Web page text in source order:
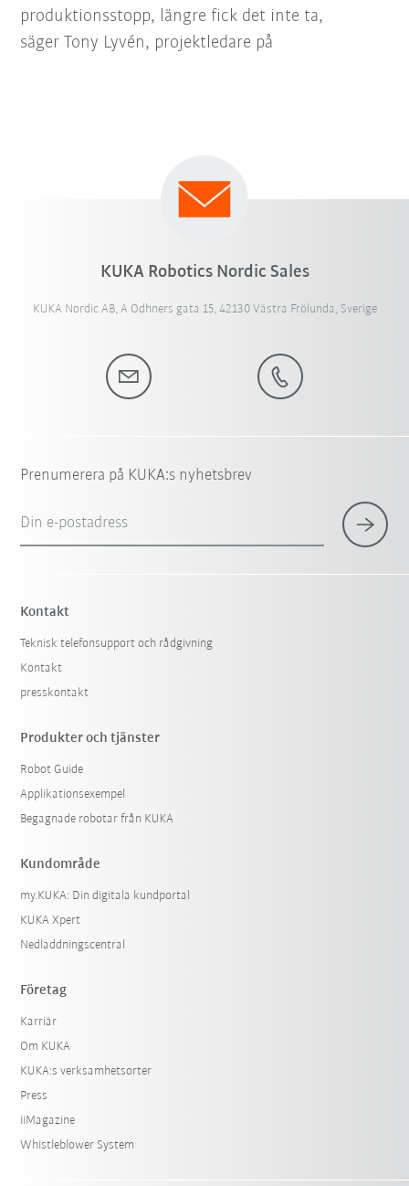
produktionsstopp, längre fick det inte ta,
säger Tony Lyvén, projektledare på
KUKA Robotics Nordic Sales
KUKA Nordic AB, A Odhners gata 15, 42130 Västra Frölunda, Sverige
Prenumerera på KUKA:s nyhetsbrev
Din e-postadress
Kontakt
Teknisk telefonsupport och rådgivning
Kontakt
presskontakt
Produkter och tjänster
Robot Guide
Applikationsexempel
Begagnade robotar från KUKA
Kundområde
my.KUKA: Din digitala kundportal
KUKA Xpert
Nedladdningscentral
Företag
Karriär
Om KUKA
KUKA:s verksamhetsorter
Press
iiMagazine
Whistleblower System